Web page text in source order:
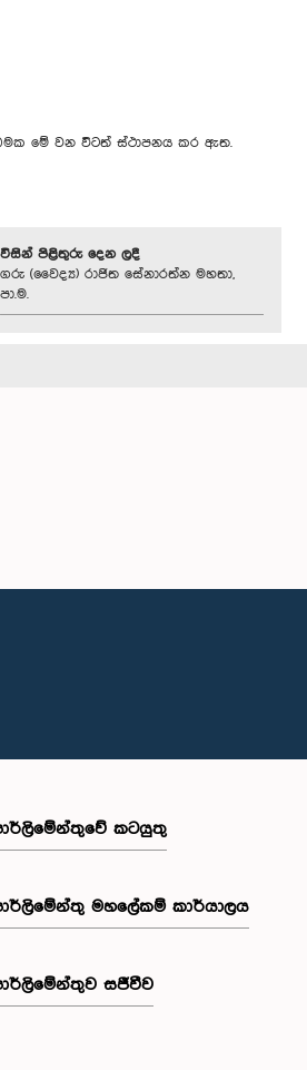
මේ වන විටත් ස්ථාපනය කර ඇත.
විසින් පිළිතුරු දෙන ලදී
ගරු (වෛද්‍ය) රාජිත සේනාරත්න මහතා,
පා.ම.
කටයුතු
මහලේකම් කාර්යාලය
සජීවීව